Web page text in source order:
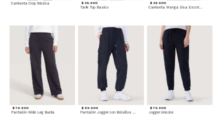
Camiseta Crop Básica $ 29.900
Tank Top Basico
$ 29.900
Camiseta Manga Sisa Escotada
$ 79.900
Pantalón Wide Leg Burda
$ 89.900
Pantalón Jogger con Bolsillos Cargo
$ 79.900
Jogger Unicolor